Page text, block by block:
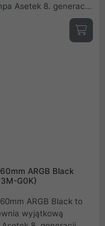
Asetek 8. generacji i
120 mm zapewniają
posiada wyświetlacz
CPU lub
ARGB Black
G0K)
ARGB Black to
wyjątkową